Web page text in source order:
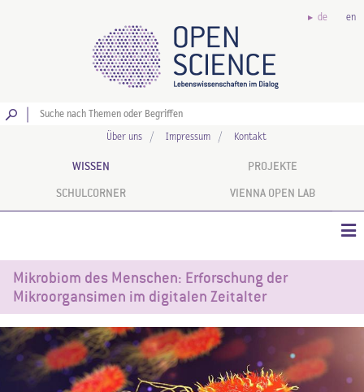
de en
Über uns Impressum Kontakt
WISSEN PROJEKTE
SCHULCORNER VIENNA OPEN LAB
Mikrobiom des Menschen: Erforschung der
Mikroorgansimen im digitalen Zeitalter